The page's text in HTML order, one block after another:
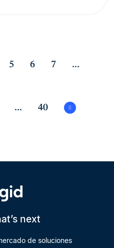
5 6 7 ...
... 40
next
de soluciones